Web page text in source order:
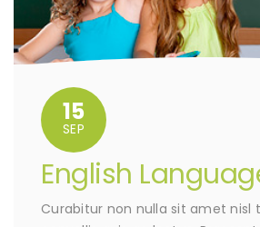
15
SEP
English
Curabitur non nulla sit amet nisl